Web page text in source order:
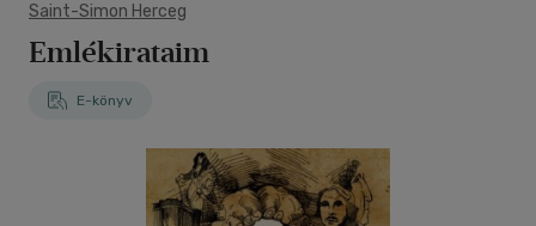
Saint-Simon Herceg
Emlékirataim
E-könyv